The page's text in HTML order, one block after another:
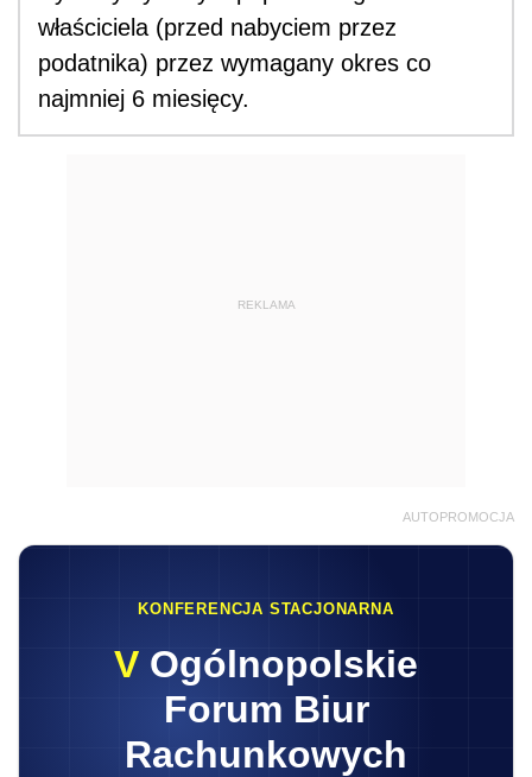
właściciela (przed nabyciem przez
podatnika) przez wymagany okres co
najmniej 6 miesięcy.
REKLAMA
AUTOPROMOCJA
KONFERENCJA STACJONARNA
V Ogólnopolskie
Forum Biur
Rachunkowych